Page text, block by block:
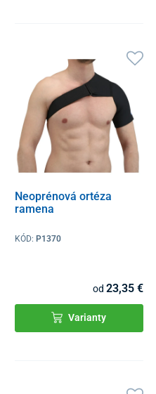
Neoprénová ortéza
ramena
KÓD: P1370
od 23,35 €
Varianty